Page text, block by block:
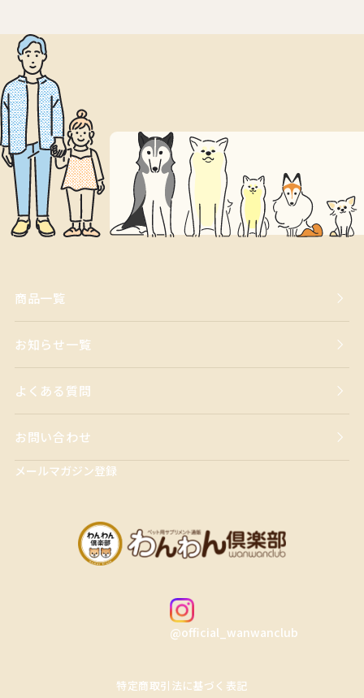
商品一覧
お知らせ一覧
よくある質問
お問い合わせ
メールマガジン登録
@official_wanwanclub
特定商取引法に基づく表記